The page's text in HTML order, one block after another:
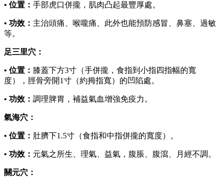
• 位置： 手部虎口併攏，肌肉凸起最豐厚處。
• 功效： 主治頭痛、喉嚨痛、此外也能預防感冒、鼻塞、過敏
等。
足三里穴：
• 位置： 膝蓋下方3寸（手併攏，食指到小指四指幅的寬
度），脛骨旁開1寸（約拇指寬）的凹陷處。
• 功效： 調理脾胃，補益氣血增強免疫力。
氣海穴：
• 位置： 肚臍下1.5寸（食指和中指併攏的寬度）。
• 功效： 元氣之所生、理氣、益氣，腹脹、腹瀉、月經不調。
關元穴：